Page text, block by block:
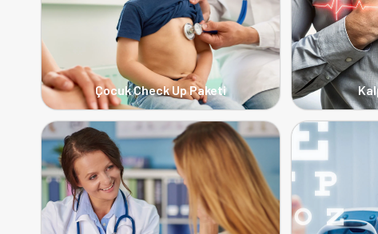
Çocuk Check Up Paketi